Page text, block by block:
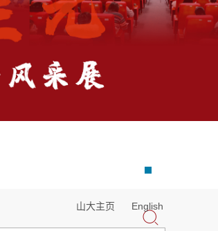
山大主页 English